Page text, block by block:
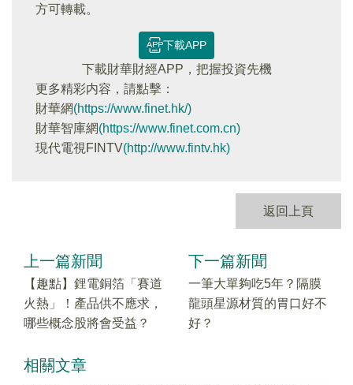
方可轉載。
下載APP
下載財華財經APP，把握投資先機
更多精彩内容，請點擊：
財華網(https://www.finet.hk/)
財華智庫網(https://www.finet.com.cn)
現代電視FINTV(http://www.fintv.hk)
返回上頁
上一篇新聞
【趣點】鋰電銅箔「賽道
火熱」！產品供不應求，
哪些概念股將會受益？
下一篇新聞
一筆大單夠吃5年？隔膜
龍頭星源材質的胃口好不
好？
相關文章